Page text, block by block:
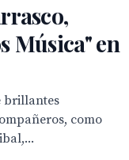
Música" en
brillantes
como